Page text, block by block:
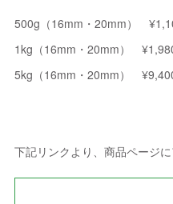
500g（16mm・20mm）
1kg（16mm・20mm）
5kg（16mm・20mm）
下記リンクより、商品ページ